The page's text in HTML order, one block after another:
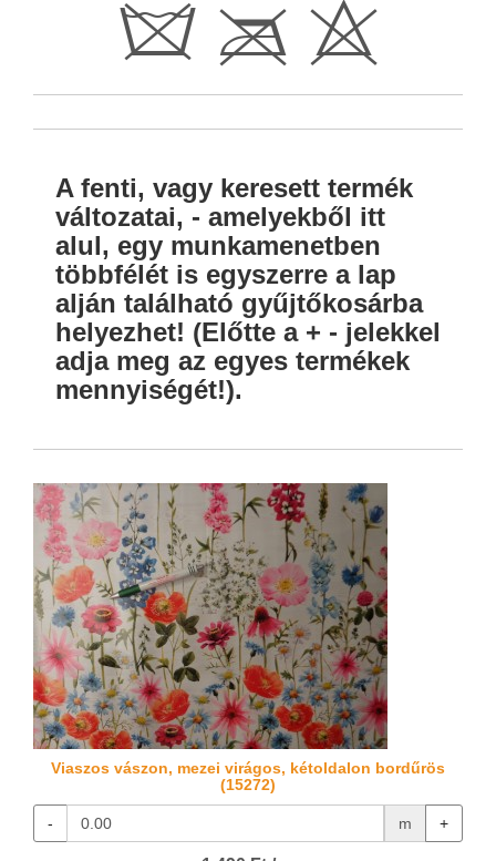
d C H
A fenti, vagy keresett termék
változatai, - amelyekből itt
alul, egy munkamenetben
többfélét is egyszerre a lap
alján található gyűjtőkosárba
helyezhet! (Előtte a + - jelekkel
adja meg az egyes termékek
mennyiségét!).
Viaszos vászon, mezei virágos, kétoldalon bordűrös
(15272)
- m +